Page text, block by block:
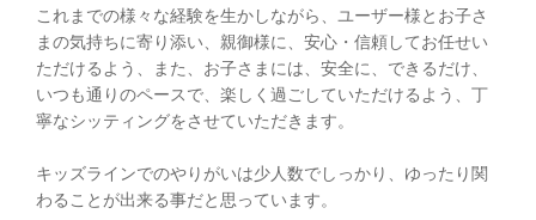
これまでの様々な経験を生かしながら、ユーザー様とお子さ
まの気持ちに寄り添い、親御様に、安心・信頼してお任せい
ただけるよう、また、お子さまには、安全に、できるだけ、
いつも通りのペースで、楽しく過ごしていただけるよう、丁
寧なシッティングをさせていただきます。
キッズラインでのやりがいは少人数でしっかり、ゆったり関
わることが出来る事だと思っています。